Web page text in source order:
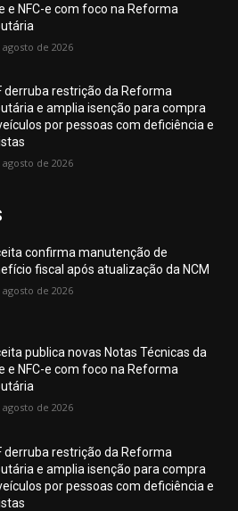
e NFC-e com foco na Reforma
agosto de 2026
derruba restrição da Reforma
e amplia isenção para compra
por pessoas com deficiência e
agosto de 2026
confirma manutenção de
fiscal após atualização da NCM
agosto de 2026
publica novas Notas Técnicas da
e NFC-e com foco na Reforma
agosto de 2026
derruba restrição da Reforma
e amplia isenção para compra
por pessoas com deficiência e